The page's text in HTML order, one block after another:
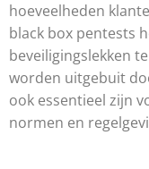
hoeveelheden
black box pentests
beveiligingslekken
worden uitgebuit
ook essentieel zijn
normen en